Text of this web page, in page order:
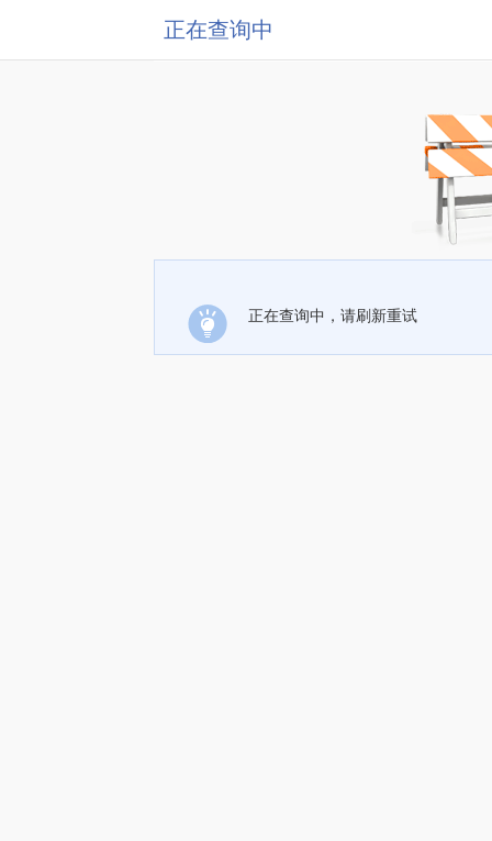
正在查询中
正在查询中，请刷新重试